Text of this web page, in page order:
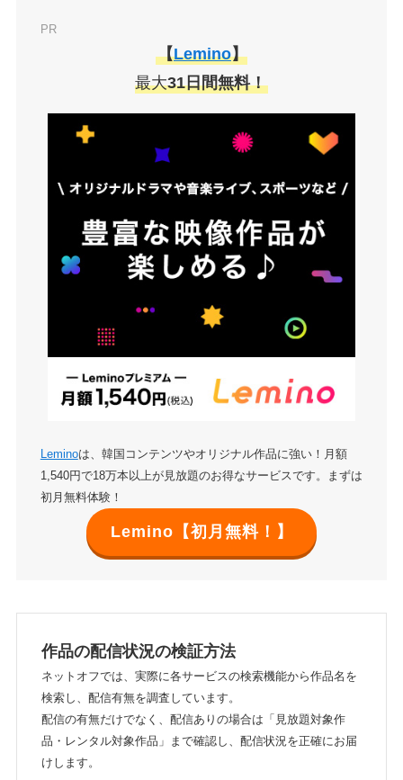
PR
【Lemino】
最大31日間無料！
Leminoは、韓国コンテンツやオリジナル作品に強い！月額
1,540円で18万本以上が見放題のお得なサービスです。まずは
初月無料体験！
Lemino【初月無料！】
作品の配信状況の検証方法
ネットオフでは、実際に各サービスの検索機能から作品名を
検索し、配信有無を調査しています。
配信の有無だけでなく、配信ありの場合は「見放題対象作
品・レンタル対象作品」まで確認し、配信状況を正確にお届
けします。